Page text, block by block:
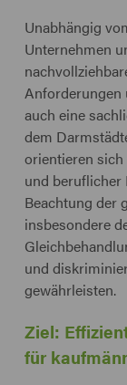
Unabhängig
Unternehmen
Anforderungen
auch eine
dem
orientieren
und beruflicher
Beachtung der
insbesondere
und
gewährleisten.
Ziel:
für